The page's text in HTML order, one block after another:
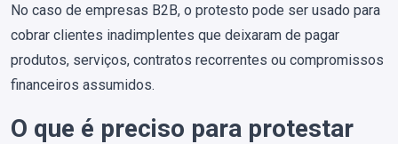
No caso de empresas B2B, o protesto pode ser usado para
cobrar clientes inadimplentes que deixaram de pagar
produtos, serviços, contratos recorrentes ou compromissos
financeiros assumidos.
O que é preciso para protestar